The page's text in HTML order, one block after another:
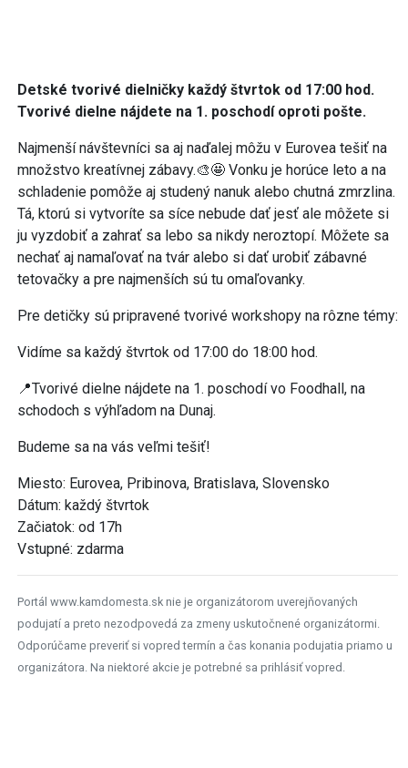
Detské tvorivé dielničky každý štvrtok od 17:00 hod.
Tvorivé dielne nájdete na 1. poschodí oproti pošte.
Najmenší návštevníci sa aj naďalej môžu v Eurovea tešiť na
množstvo kreatívnej zábavy.🎨🤩 Vonku je horúce leto a na
schladenie pomôže aj studený nanuk alebo chutná zmrzlina.
Tá, ktorú si vytvoríte sa síce nebude dať jesť ale môžete si
ju vyzdobiť a zahrať sa lebo sa nikdy neroztopí. Môžete sa
nechať aj namaľovať na tvár alebo si dať urobiť zábavné
tetovačky a pre najmenších sú tu omaľovanky.
Pre detičky sú pripravené tvorivé workshopy na rôzne témy:
Vidíme sa každý štvrtok od 17:00 do 18:00 hod.
📍Tvorivé dielne nájdete na 1. poschodí vo Foodhall, na
schodoch s výhľadom na Dunaj.
Budeme sa na vás veľmi tešiť!
Miesto: Eurovea, Pribinova, Bratislava, Slovensko
Dátum: každý štvrtok
Začiatok: od 17h
Vstupné: zdarma
Portál www.kamdomesta.sk nie je organizátorom uverejňovaných
podujatí a preto nezodpovedá za zmeny uskutočnené organizátormi.
Odporúčame preveriť si vopred termín a čas konania podujatia priamo u
organizátora. Na niektoré akcie je potrebné sa prihlásiť vopred.